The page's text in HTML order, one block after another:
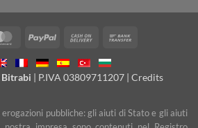
MasterCardPayPal
Cash
Delivery
Bitrabi | P.IVA 03809711207 | Credits
pubbliche: gli aiuti di Stato e gli aiuti